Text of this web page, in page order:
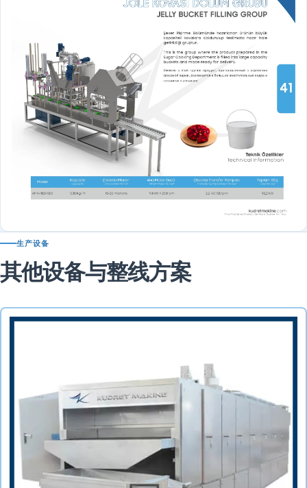
生产设备
其他设备与整线方案